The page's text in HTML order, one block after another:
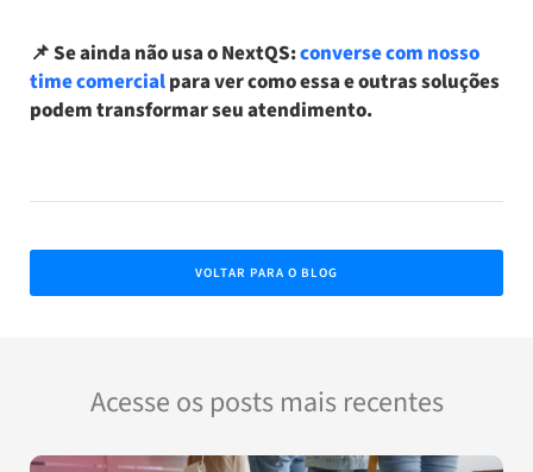
📌Se ainda não usa o NextQS:converse com nosso
time comercialpara ver como essa e outras soluções
podem transformar seu atendimento.
VOLTAR PARA O BLOG
Acesse os posts mais recentes